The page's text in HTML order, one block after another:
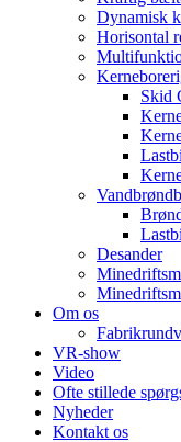
Dynamisk
Horisontal
Skid
Desander
Om os
VR-show
Video
Ofte stillede
Nyheder
Kontakt os